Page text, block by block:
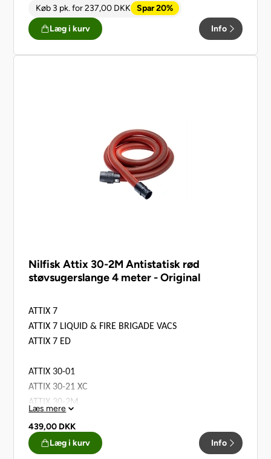
5 stk. Microfiber poser
Køb 3 pk.for237,00 DKK Spar 20%
Læg i kurv
Info
Nilfisk Attix 30-2M Antistatisk rød
støvsugerslange 4 meter - Original
ATTIX 7
ATTIX 7 LIQUID & FIRE BRIGADE VACS
ATTIX 7 ED
ATTIX 30-01
ATTIX 30-21 XC
ATTIX 30-2M
ATTIX 33
ATTIX 33 M/H
Læs mere
439,00 DKK
Læg i kurv
Info